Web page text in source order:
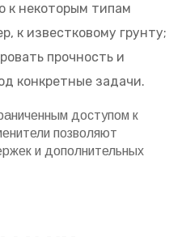
к некоторым типам
к известковому грунту;
прочность и
конкретные задачи.
доступом к
позволяют
и дополнительных